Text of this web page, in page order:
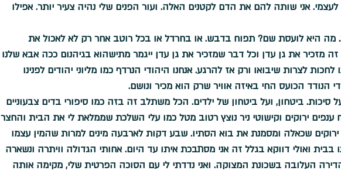
אני שותה להם את הדם לקטנים האלה. ועור הפנים שלי נהיה צעיר יותר. אפילו
היא לועסת שם? תפוח בדבש. או בחרדל או בכל רוטב אחר רק לא לאכול את
מזכיר את גן עדן וכל דבר שמזכיר את גן עדן ייגמר מתישהוא בגיהנום ככה אבא שלנו
לחכות לצרות שיבואו ורק אז להרגע. אנחנו היהודי הנרדף כמו מליוני יהודים לפנינו
הנודד הכועס החי באיזה אוויר שרק הוא מכיר ונושם.
סיכות. ביטחון, ועל ביטחון של ילדים. הכל משתלב זה בזה כמו סיפורי בדים צבעוניים
ענפים ירוקים וקישוטי ניר נוצץ רטוב מטל כמו עלי השלכת שממלאת לי את הבית והחצר
ירוקים שכאלה ומסמנת את בוא הסתיו. שבע דקות לארבעה מינים למרות שהמין עצמו
בבית ואולי דווקא בגלל זה אני מסתבכת איתו עד היום. אחותי הגדולה וויתרה ונשארה
העלובה בשכונת המצוקה. ואני נדדתי לי עם הסוכה הפרטית שלי, מקימה אותה